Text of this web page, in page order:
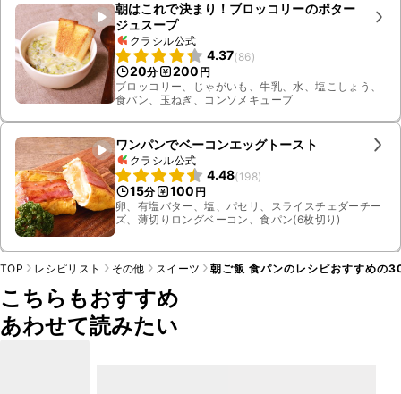
朝はこれで決まり！ブロッコリーのポター
ジュスープ
クラシル公式
4.37(86)
20分 200 円
ブロッコリー、じゃがいも、牛乳、水、塩こしょう、
食パン、玉ねぎ、コンソメキューブ
ワンパンでベーコンエッグトースト
クラシル公式
4.48(198)
15分 100 円
卵、有塩バター、塩、パセリ、スライスチェダーチー
ズ、薄切りロングベーコン、食パン(6枚切り)
TOP レシピリスト その他 スイーツ 朝ご飯 食パンのレシピおすすめの
こちらもおすすめ
あわせて読みたい